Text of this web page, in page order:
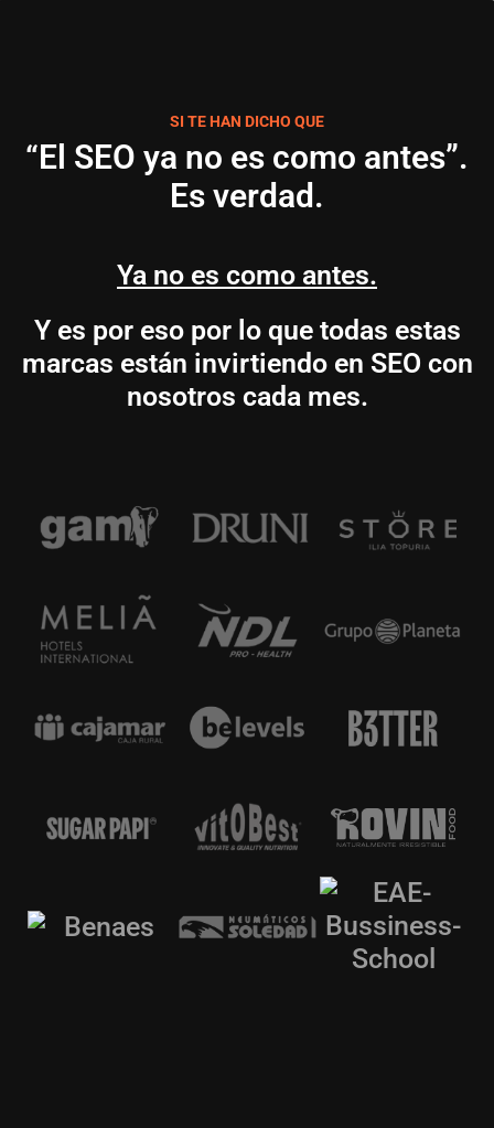
SI TE HAN DICHO QUE
“El SEO ya no es como antes”.
Es verdad.
Ya no es como antes.
Y es por eso por lo que todas estas
marcas están invirtiendo en SEO con
nosotros cada mes.